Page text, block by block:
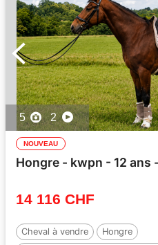
5 2
NOUVEAU
Hongre - kwpn - 12
14 116 CHF
Cheval à vendre
Hongre